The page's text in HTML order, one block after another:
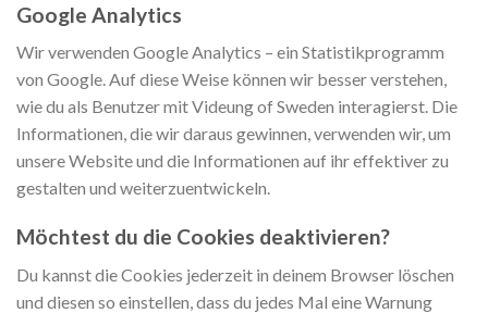
Google Analytics
Wir verwenden Google Analytics – ein Statistikprogramm
von Google. Auf diese Weise können wir besser verstehen,
wie du als Benutzer mit Videung of Sweden interagierst. Die
Informationen, die wir daraus gewinnen, verwenden wir, um
unsere Website und die Informationen auf ihr effektiver zu
gestalten und weiterzuentwickeln.
Möchtest du die Cookies deaktivieren?
Du kannst die Cookies jederzeit in deinem Browser löschen
und diesen so einstellen, dass du jedes Mal eine Warnung